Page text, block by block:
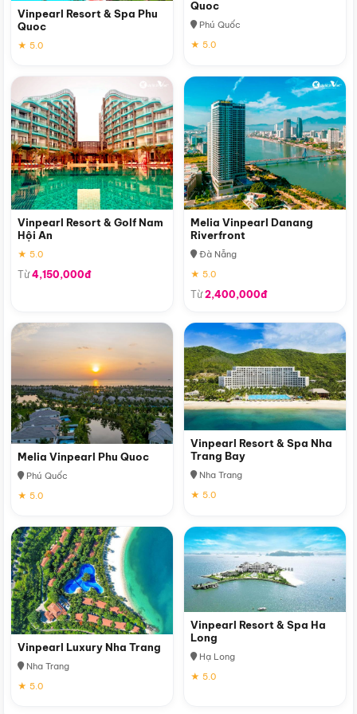
Vinpearl Resort & Spa Phu
Quoc
★ 5.0
Quoc
Phú Quốc
★ 5.0
Vinpearl Resort & Golf Nam
Hội An
★ 5.0
Từ4,150,000đ
Melia Vinpearl Danang
Riverfront
Đà Nẵng
★ 5.0
Từ2,400,000đ
Melia Vinpearl Phu Quoc
Phú Quốc
★ 5.0
Vinpearl Resort & Spa Nha
Trang Bay
Nha Trang
★ 5.0
Vinpearl Luxury Nha Trang
Nha Trang
★ 5.0
Vinpearl Resort & Spa Ha
Long
Hạ Long
★ 5.0